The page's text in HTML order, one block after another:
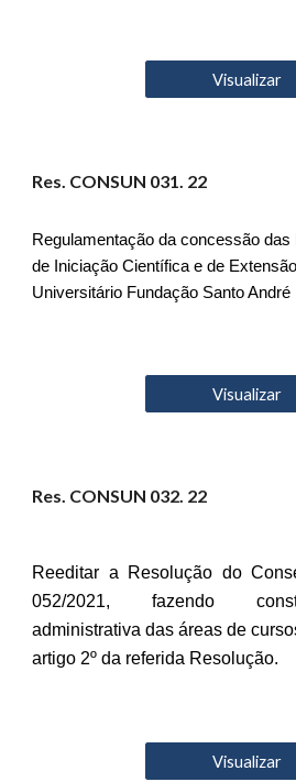
Visualizar
Res. CONSUN 031. 22
Regulamentação da concessão
de Iniciação Científica e de
Universitário Fundação Santo André
Visualizar
Res. CONSUN 032. 22
Reeditar a Resolução do
052/2021, fazendo
administrativa das áreas de
artigo 2º da referida Resolução.
Visualizar